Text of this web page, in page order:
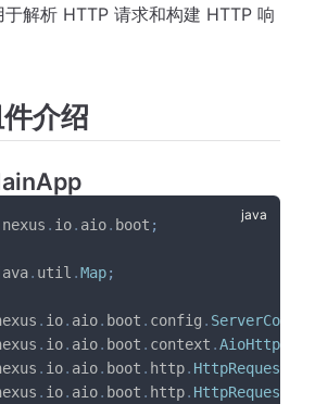
解析 HTTP 请求和构建 HTTP 响
介绍
nexus . io. aio. boot ;
. util .Map;
. io. aio. boot . config . ServerConfig
. io. aio. boot . context .
. io. aio. boot . http.
. io. aio. boot . http.